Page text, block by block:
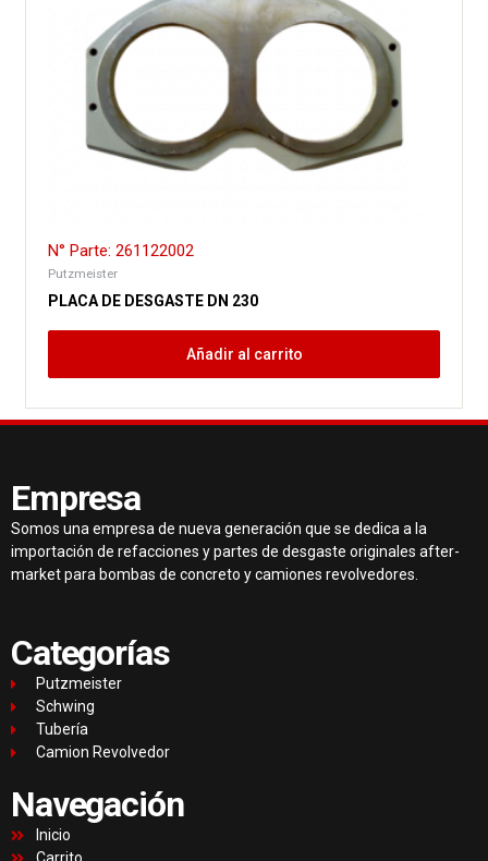
N° Parte: 261122002
Putzmeister
PLACA DE DESGASTE DN 230
Añadir al carrito
Empresa
Somos una empresa de nueva generación que se dedica a la
importación de refacciones y partes de desgaste originales after-
market para bombas de concreto y camiones revolvedores.
Categorías
Putzmeister
Schwing
Tubería
Camion Revolvedor
Navegación
Inicio